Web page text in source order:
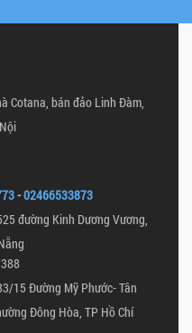
Cotana, bán đảo Linh Đàm,
-02466533873
đường Kinh Dương Vương,
15 Đường Mỹ Phước- Tân
Đông Hòa, TP Hồ Chí